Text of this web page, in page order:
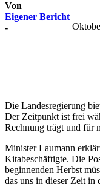
Von
Eigener Bericht
-
Die Landesregierung
Der Zeitpunkt ist frei
Rechnung trägt und für
Minister Laumann
Kitabeschäftigte. Die
beginnenden Herbst
das uns in dieser Zeit in